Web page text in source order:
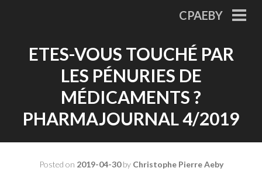
CPAEBY
ETES-VOUS TOUCHÉ PAR
LES PÉNURIES DE
MÉDICAMENTS ?
PHARMAJOURNAL 4/2019
Posted on 2019-04-30by Christophe Pierre Aeby